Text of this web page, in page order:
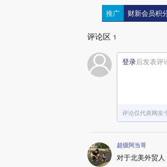
推广 财新会员积
评论区 1
登录后发表评
评论仅代表网友
超级阿当哥
对于北美外贸